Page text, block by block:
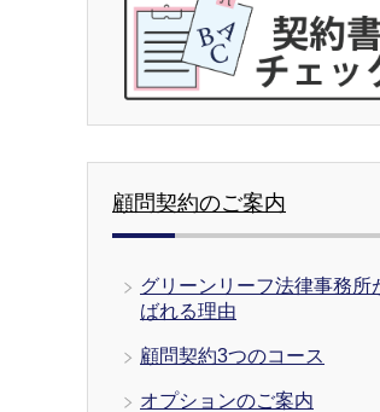
顧問契約のご案内
グリーンリーフ法律事務所
ばれる理由
顧問契約3つのコース
オプションのご案内